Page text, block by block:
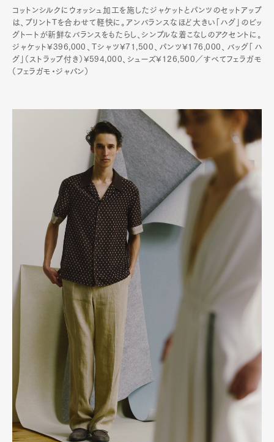
コットンシルクにウォッシュ加工を施したジャケットとパンツのセットアップ
は、プリントTを合わせて軽快に。アンバランスなほど大きい「ハグ」のビッ
グトートが新鮮なバランスをもたらし、シンプルな着こなしのアクセントに。
ジャケット¥396,000、Tシャツ¥71,500、パンツ¥176,000、バッグ「ハ
グ」（ストラップ付き）¥594,000、シューズ¥126,500／すべてフェラガモ
（フェラガモ・ジャパン）